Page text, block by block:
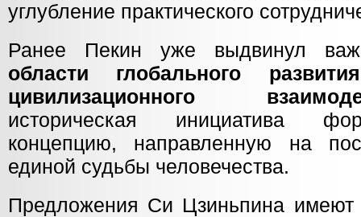
углубление практического
Ранее Пекин уже выдвинул
области глобального
цивилизационного
историческая инициатива
концепцию, направленную на
единой судьбы человечества.
Предложения Си Цзиньпина имеют